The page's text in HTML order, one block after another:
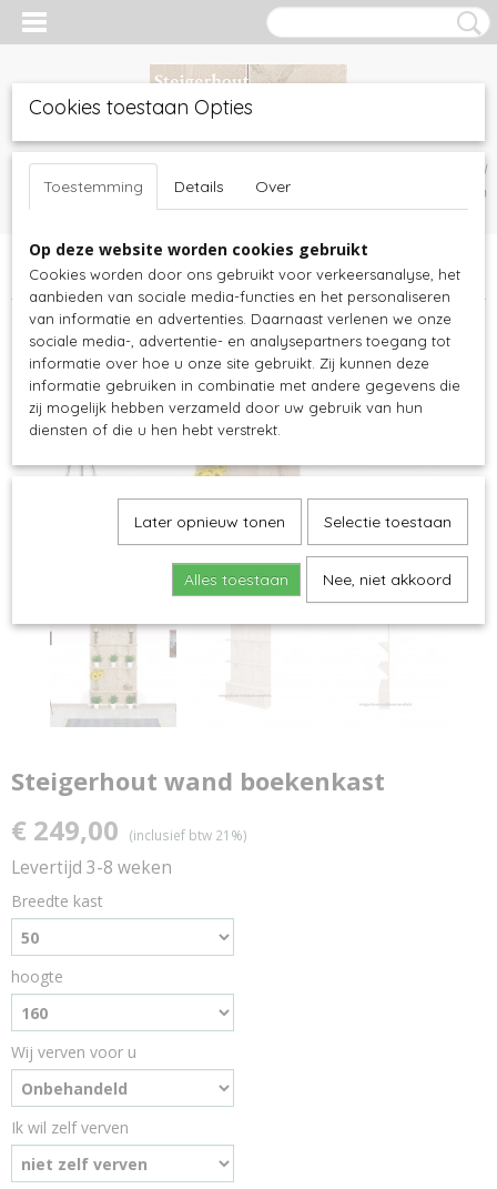
Inloggen Registreren
UW WINKELWAGEN
(0)
Home >Steigerhout meubels>Kasten>Boekenkasten
Steigerhout wand boekenkast
Steigerhout wand boekenkast
€ 249,00 (inclusief btw 21%)
Levertijd 3-8 weken
Breedte kast
hoogte
Wij verven voor u
Ik wil zelf verven
Cookies toestaan Opties
Toestemming Details Over
Op deze website worden cookies gebruikt
Cookies worden door ons gebruikt voor verkeersanalyse, het
aanbieden van sociale media-functies en het personaliseren
van informatie en advertenties. Daarnaast verlenen we onze
sociale media-, advertentie- en analysepartners toegang tot
informatie over hoe u onze site gebruikt. Zij kunnen deze
informatie gebruiken in combinatie met andere gegevens die
zij mogelijk hebben verzameld door uw gebruik van hun
diensten of die u hen hebt verstrekt.
Later opnieuw tonen Selectie toestaan
Alles toestaan Nee, niet akkoord